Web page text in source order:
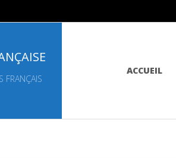
FRANÇAIS
ACCUEIL